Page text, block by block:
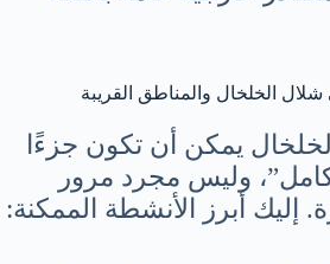
يمكن أن تكون جزءًا
وليس مجرد مرور
إليك أبرز الأنشطة الممكنة: